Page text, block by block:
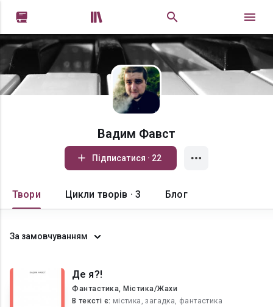
 
Вадим Фавст
Підписатися · 22
Твори Цикли творів · 3 Блог
За замовчуванням
Де я?!
Фантастика, Містика/Жахи
В текcті є: містика, загадка, фантастика